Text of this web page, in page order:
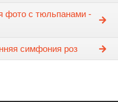
фото с тюльпанами -
симфония роз